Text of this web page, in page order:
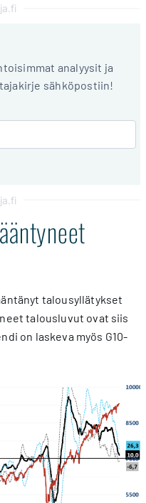
analyysit ja
sähköpostiin!
talousyllätykset
talousluvut ovat siis
on laskeva myös G10-